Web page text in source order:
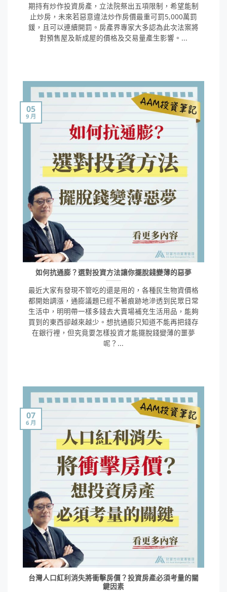
期持有炒作投資房產，立法院祭出五項限制，希望能制
止炒房，未來若惡意違法炒作房價最重可罰5,000萬罰
鍰，且可以連續開罰。房產界專家大多認為此次法案將
對預售屋及新成屋的價格及交易量產生影響。...
如何抗通膨？選對投資方法讓你擺脫錢變薄的惡夢
最近大家有發現不管吃的還是用的，各種民生物資價格
都開始調漲，通膨議題已經不著痕跡地滲透到民眾日常
生活中，明明帶一樣多錢去大賣場補充生活用品，能夠
買到的東西卻越來越少。想抗通膨只知道不能再把錢存
在銀行裡，但究竟要怎樣投資才能擺脫錢變薄的噩夢
呢？...
05
9 月
台灣人口紅利消失將衝擊房價？投資房產必須考量的關
鍵因素
07
6 月